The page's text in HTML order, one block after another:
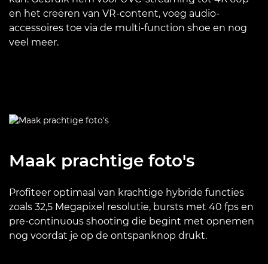
en het creëren van VR-content, voeg audio-
accessoires toe via de multi-function shoe en nog
veel meer.
Maak prachtige foto's
Profiteer optimaal van krachtige hybride functies
zoals 32,5 Megapixel resolutie, bursts met 40 fps en
pre-continuous shooting die begint met opnemen
nog voordat je op de ontspanknop drukt.